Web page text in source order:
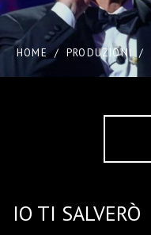
HOME / PRODUZIONI /
IO TI SALVERÒ